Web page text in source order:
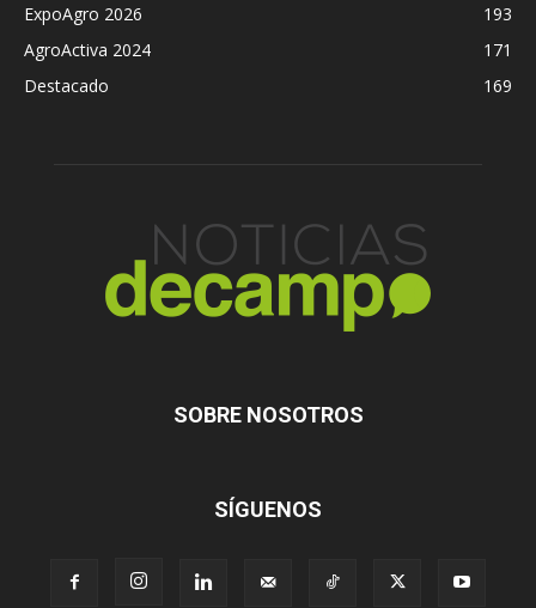
ExpoAgro 2026
193
AgroActiva 2024
171
Destacado
169
SOBRE NOSOTROS
SÍGUENOS